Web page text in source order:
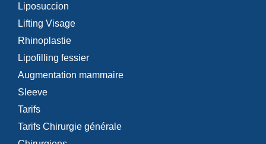
Liposuccion
Lifting Visage
Rhinoplastie
Lipofilling fessier
Augmentation mammaire
Sleeve
Tarifs
Tarifs Chirurgie générale